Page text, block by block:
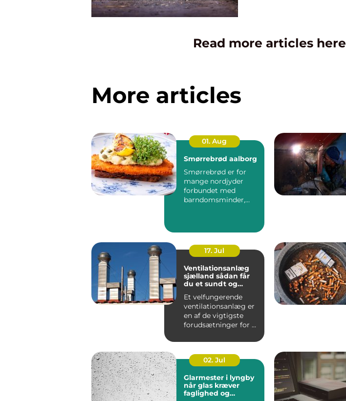
Read more articles here
More articles
01. Aug
Smørrebrød aalborg
Smørrebrød er for
mange nordjyder
forbundet med
barndomsminder,
17. Jul
Ventilationsanlæg
sjælland sådan får
du et sundt og
Et velfungerende
ventilationsanlæg er
en af de vigtigste
forudsætninger for et
02. Jul
Glarmester i lyngby
når glas kræver
faglighed og